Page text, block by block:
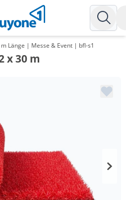
Länge | Messe & Event | bfl-s1
x 30 m